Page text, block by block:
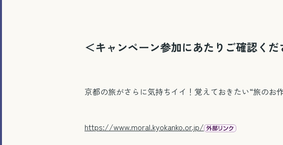
＜キャンペーン参加にあたりご確認くだ
京都の旅がさらに気持ちイイ！覚えておきたい“旅のお
https://www.moral.kyokanko.or.jp/